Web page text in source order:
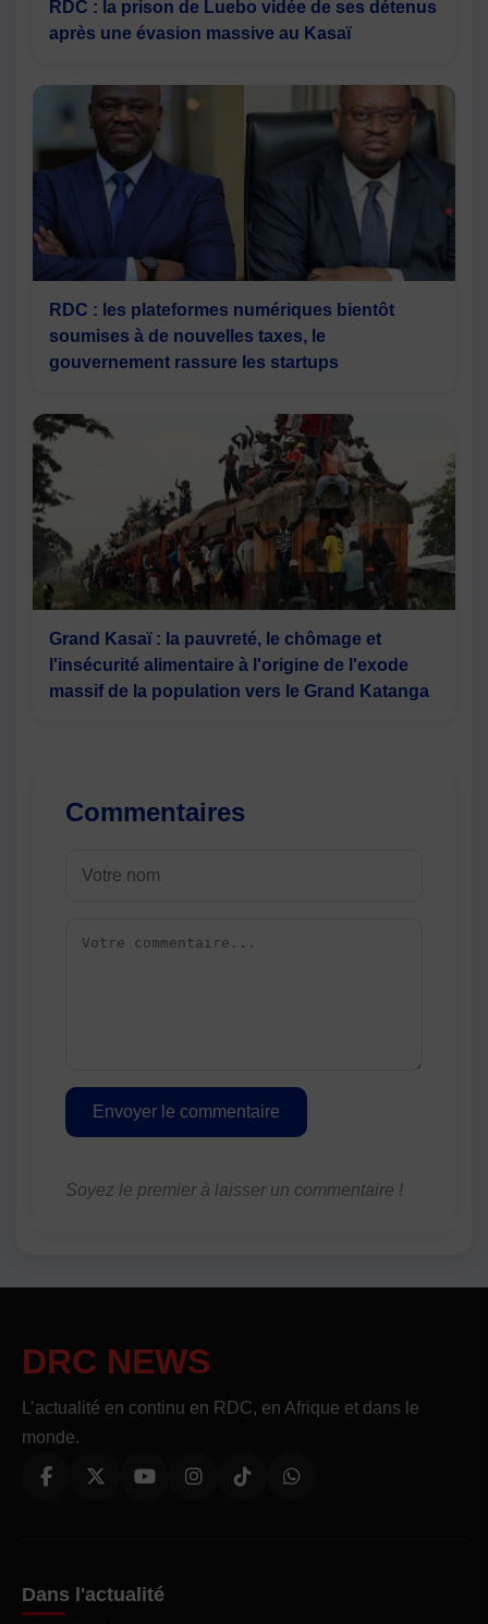
RDC : la prison de Luebo vidée de ses détenus
après une évasion massive au Kasaï
RDC : les plateformes numériques bientôt
soumises à de nouvelles taxes, le
gouvernement rassure les startups
Grand Kasaï : la pauvreté, le chômage et
l'insécurité alimentaire à l'origine de l'exode
massif de la population vers le Grand Katanga
Commentaires
Envoyer le commentaire
Soyez le premier à laisser un commentaire !
DRC NEWS
L’actualité en continu en RDC, en Afrique et dans le
monde.
Dans l'actualité